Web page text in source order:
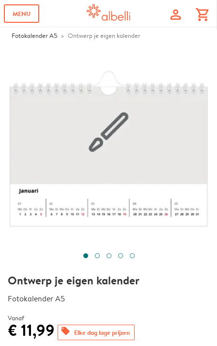
MENU profile shopping_cart
Fotokalender A5 Ontwerp je eigen kalender
Ontwerp je eigen kalender
Fotokalender A5
Vanaf
€ 11,99 offers Elke dag lage prijzen